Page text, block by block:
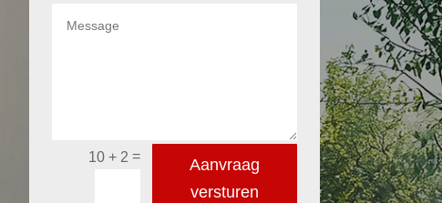
10 + 2 =
Aanvraag
versturen